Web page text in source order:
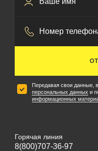
Передавая свои данные,
персональных данных и
информационных
Горячая линия
8(800)707-36-97